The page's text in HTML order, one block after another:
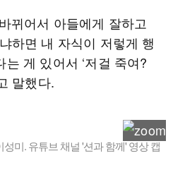
뀌어서 아들에게 잘하고
하면 내 자식이 저렇게 행
게 있어서 ‘저걸 죽여?
말했다.
미. 유튜브 채널 '션과 함께' 영상 캡